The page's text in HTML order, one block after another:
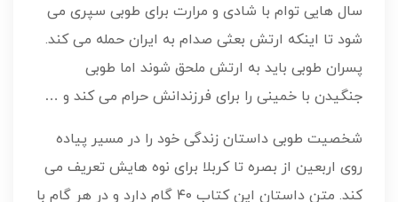
سال هایی توام با شادی و مرارت برای طوبی سپری می
شود تا اینکه ارتش بعثی صدام به ایران حمله می کند.
پسران طوبی باید به ارتش ملحق شوند اما طوبی
جنگیدن با خمینی را برای فرزندانش حرام می کند و …
شخصیت طوبی داستان زندگی خود را در مسیر پیاده
روی اربعین از بصره تا کربلا برای نوه هایش تعریف می
کند. متن داستان این کتاب ۴۰ گام دارد و در هر گام با